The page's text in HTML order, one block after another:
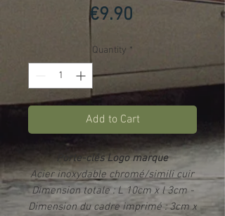
€9.90Price
Quantity *
Add to Cart
Porte-clés Logo marque
Acier inoxydable chromé/simili cuir
Dimension totale : L 10cm x l 3cm -
Dimension du cadre imprimé : 3cm x